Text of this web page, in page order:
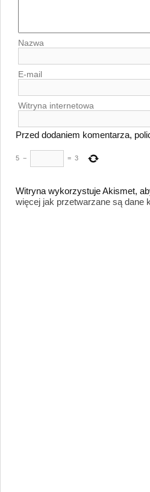
Nazwa
E-mail
Witryna internetowa
Przed dodaniem komentarza,
5 − = 3
Witryna wykorzystuje Akismet,
więcej jak przetwarzane są dane